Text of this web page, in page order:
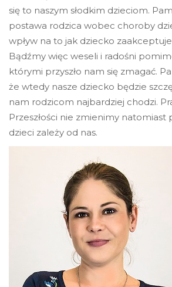
się to naszym słodkim dzieciom.
postawa rodzica wobec choroby
wpływ na to jak dziecko
Bądźmy więc weseli i radośni
którymi przyszło nam się zmagać.
że wtedy nasze dziecko będzie
nam rodzicom najbardziej chodzi.
Przeszłości nie zmienimy natomiast
dzieci zależy od nas.